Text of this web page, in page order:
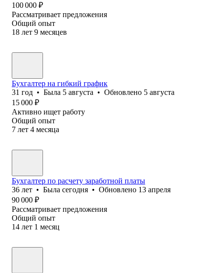
100 000 ₽
Рассматривает предложения
Общий опыт
18 лет 9 месяцев
Бухгалтер на гибкий график
31 год • Была 5 августа • Обновлено 5 августа
15 000 ₽
Активно ищет работу
Общий опыт
7 лет 4 месяца
Бухгалтер по расчету заработной платы
36 лет • Была сегодня • Обновлено 13 апреля
90 000 ₽
Рассматривает предложения
Общий опыт
14 лет 1 месяц